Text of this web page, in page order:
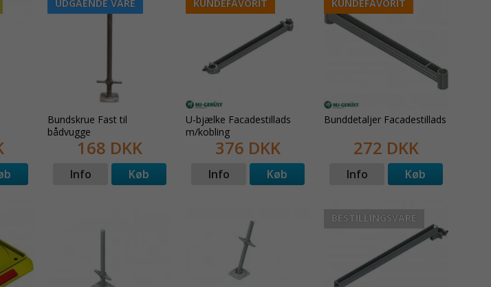
UDGÅENDE VARE
Bundskrue Fast til
bådvugge
168 DKK
Info Køb
KUNDEFAVORIT
U-bjælke Facadestillads
m/kobling
376 DKK
Info Køb
KUNDEFAVORIT
Bunddetaljer Facadestillads
272 DKK
Info Køb
BESTILLINGSVARE